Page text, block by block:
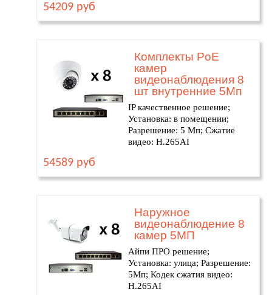
54209 руб
Комплекты PoE
камер
видеонаблюдения 8
шт внутренние 5Мп
IP качественное решение;
Установка: в помещении;
Разрешение: 5 Мп; Сжатие
видео: H.265AI
54589 руб
Наружное
видеонаблюдение 8
камер 5МП
Айпи ПРО решение;
Установка: улица; Разрешение:
5Мп; Кодек сжатия видео:
H.265AI